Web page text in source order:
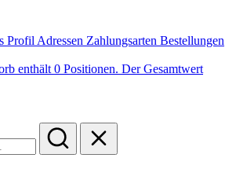
Profil Adressen Zahlungsarten Bestellungen
enthält 0 Positionen. Der Gesamtwert